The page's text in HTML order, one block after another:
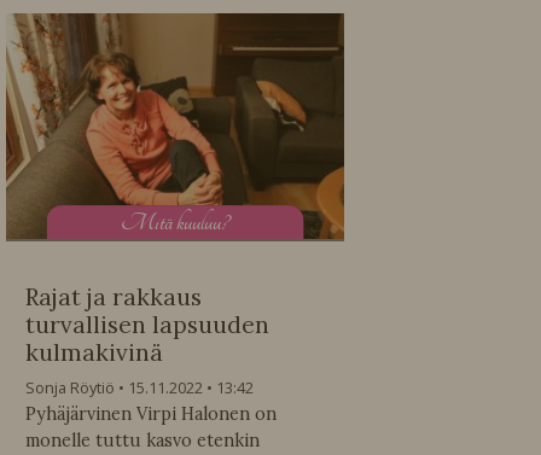
Mitä kuuluu?
Rajat ja rakkaus
turvallisen lapsuuden
kulmakivinä
Sonja Röytiö 15.11.2022
13:42
Pyhäjärvinen Virpi Halonen on
monelle tuttu kasvo etenkin